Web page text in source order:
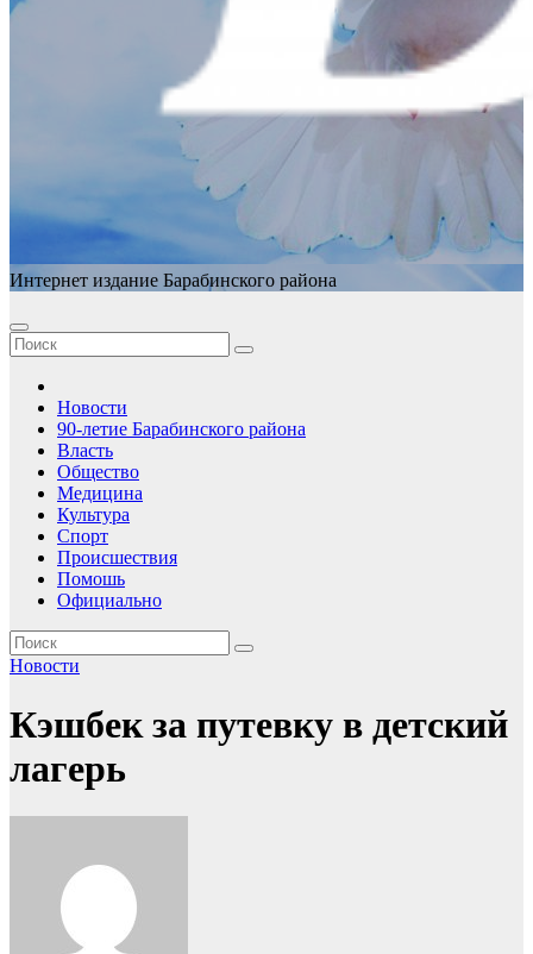
Интернет издание Барабинского района
Новости
90-летие Барабинского района
Власть
Общество
Медицина
Культура
Спорт
Происшествия
Помошь
Официально
Новости
Кэшбек за путевку в детский
лагерь